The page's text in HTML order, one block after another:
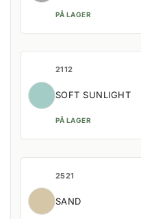
PÅ LAGER
2112
SOFT SUNLIGHT
PÅ LAGER
2521
SAND